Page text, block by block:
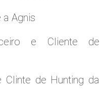
Agnis
e Cliente de
de Hunting da